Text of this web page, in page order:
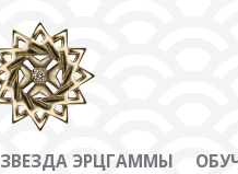
ЗВЕЗДА ЭРЦГАММЫ